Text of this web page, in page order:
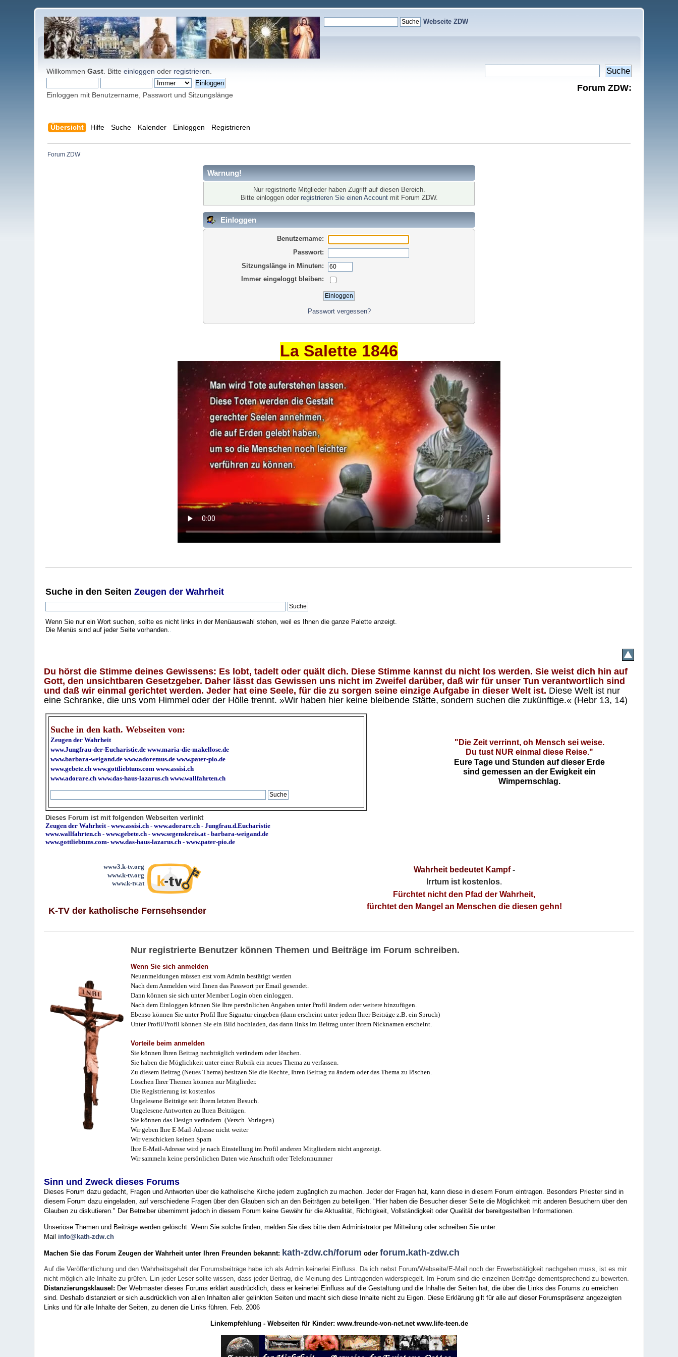
Webseite ZDW
WillkommenGast . Bitteeinloggen oder registrieren
Einloggen mit Benutzername, Passwort und Sitzungslänge
Forum ZDW:
Übersicht Hilfe Suche Kalender Einloggen Registrieren
Forum ZDW
Warnung!
Nur registrierte Mitglieder haben Zugriff auf diesen Bereich.
Bitte einloggen oder registrieren Sie einen Accountmit Forum ZDW.
Einloggen
Benutzername:
Passwort:
Sitzungslänge in Minuten:
Immer eingeloggt bleiben:
Passwort vergessen?
La Salette 1846
Suche in den SeitenZeugen der Wahrheit
Wenn Sie nur ein Wort suchen, sollte es nicht links in der Menüauswahl stehen, weil es Ihnen die ganze Palette anzeigt.
Die Menüs sind auf jeder Seite vorhanden..
Du hörst die Stimme deines Gewissens: Es lobt, tadelt oder quält dich. Diese Stimme kannst du nicht los werden. Sie weist dich hin auf
Gott, den unsichtbaren Gesetzgeber. Daher lässt das Gewissen uns nicht im Zweifel darüber, daß wir für unser Tun verantwortlich sind
und daß wir einmal gerichtet werden. Jeder hat eine Seele, für die zu sorgen seine einzige Aufgabe in dieser Welt ist. Diese Welt ist nur
eine Schranke, die uns vom Himmel oder der Hölle trennt. »Wir haben hier keine bleibende Stätte, sondern suchen die zukünftige.« (Hebr 13, 14)
Suche in den kath. Webseiten von:
Zeugen der Wahrheit
www.Jungfrau-der-Eucharistie.de www.maria-die-makellose.de
www.barbara-weigand.de www.adoremus.de www.pater-pio.de
www.gebete.ch www.gottliebtuns.com www.assisi.ch
www.adorare.ch www.das-haus-lazarus.ch www.wallfahrten.ch
"Die Zeit verrinnt, oh Mensch sei weise.
Du tust NUR einmal diese Reise."
Eure Tage und Stunden auf dieser Erde
sind gemessen an der Ewigkeit ein
Wimpernschlag.
Dieses Forum ist mit folgenden Webseiten verlinkt
Zeugen der Wahrheit-www.assisi.ch -www.adorare.ch -Jungfrau.d.Eucharistie
www.wallfahrten.ch -www.gebete.ch -www.segenskreis.at-barbara-weigand.de
www.gottliebtuns.com-www.das-haus-lazarus.ch - www.pater-pio.de
www3.k-tv.org
www.k-tv.org
www.k-tv.at
K-TV der katholische Fernsehsender
Wahrheit bedeutet Kampf-
Irrtum ist kostenlos.
Fürchtet nicht den Pfad der Wahrheit,
fürchtet den Mangel an Menschen die diesen gehn!
Nur registrierte Benutzer können Themen und Beiträge im Forum schreiben.
Wenn Sie sich anmelden
Neuanmeldungen müssen erst vom Admin bestätigt werden
Nach dem Anmelden wird Ihnen das Passwort per Email gesendet.
Dann können sie sich unter Member Login oben einloggen.
Nach dem Einloggen können Sie Ihre persönlichen Angaben unter Profil ändern oder weitere hinzufügen.
Ebenso können Sie unter Profil Ihre Signatur eingeben (dann erscheint unter jedem Ihrer Beiträge z.B. ein Spruch)
Unter Profil/Profil können Sie ein Bild hochladen, das dann links im Beitrag unter Ihrem Nicknamen erscheint.
Vorteile beim anmelden
Sie können Ihren Beitrag nachträglich verändern oder löschen.
Sie haben die Möglichkeit unter einer Rubrik ein neues Thema zu verfassen.
Zu diesem Beitrag (Neues Thema) besitzen Sie die Rechte, Ihren Beitrag zu ändern oder das Thema zu löschen.
Löschen Ihrer Themen können nur Mitglieder.
Die Registrierung ist kostenlos
Ungelesene Beiträge seit Ihrem letzten Besuch.
Ungelesene Antworten zu Ihren Beiträgen.
Sie können das Design verändern. (Versch. Vorlagen)
Wir geben Ihre E-Mail-Adresse nicht weiter
Wir verschicken keinen Spam
Ihre E-Mail-Adresse wird je nach Einstellung im Profil anderen Mitgliedern nicht angezeigt.
Wir sammeln keine persönlichen Daten wie Anschrift oder Telefonnummer
Sinn und Zweck dieses Forums
Dieses Forum dazu gedacht, Fragen und Antworten über die katholische Kirche jedem zugänglich zu machen. Jeder der Fragen hat, kann diese in diesem Forum eintragen. Besonders Priester sind in
diesem Forum dazu eingeladen, auf verschiedene Fragen über den Glauben sich an den Beiträgen zu beteiligen. "Hier haben die Besucher dieser Seite die Möglichkeit mit anderen Besuchern über den
Glauben zu diskutieren." Der Betreiber übernimmt jedoch in diesem Forum keine Gewähr für die Aktualität, Richtigkeit, Vollständigkeit oder Qualität der bereitgestellten Informationen.
Unseriöse Themen und Beiträge werden gelöscht. Wenn Sie solche finden, melden Sie dies bitte dem Administrator per Mitteilung oder schreiben Sie unter:
Mail info@kath-zdw.ch
Machen Sie das Forum Zeugen der Wahrheit unter Ihren Freunden bekannt: kath-zdw.ch/forum oderforum.kath-zdw.ch
Auf die Veröffentlichung und den Wahrheitsgehalt der Forumsbeiträge habe ich als Admin keinerlei Einfluss. Da ich nebst Forum/Webseite/E-Mail noch der Erwerbstätigkeit nachgehen muss, ist es mir
nicht möglich alle Inhalte zu prüfen. Ein jeder Leser sollte wissen, dass jeder Beitrag, die Meinung des Eintragenden widerspiegelt. Im Forum sind die einzelnen Beiträge dementsprechend zu bewerten.
Distanzierungsklausel: Der Webmaster dieses Forums erklärt ausdrücklich, dass er keinerlei Einfluss auf die Gestaltung und die Inhalte der Seiten hat, die über die Links des Forums zu erreichen
sind. Deshalb distanziert er sich ausdrücklich von allen Inhalten aller gelinkten Seiten und macht sich diese Inhalte nicht zu Eigen. Diese Erklärung gilt für alle auf dieser Forumspräsenz angezeigten
Links und für alle Inhalte der Seiten, zu denen die Links führen. Feb. 2006
Linkempfehlung - Webseiten für Kinder: www.freunde-von-net.net www.life-teen.de